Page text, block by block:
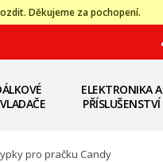
Děkujeme za pochopení.
ELEKTRONIKA A
PŘÍSLUŠENSTVÍ
pro pračku Candy